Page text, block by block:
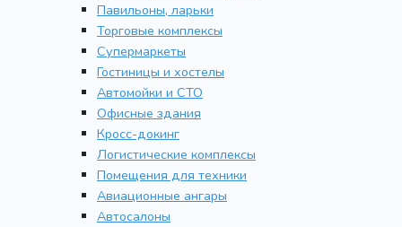
Павильоны, ларьки
Торговые комплексы
Супермаркеты
Гостиницы и хостелы
Автомойки и СТО
Офисные здания
Кросс-докинг
Логистические комплексы
Помещения для техники
Авиационные ангары
Автосалоны